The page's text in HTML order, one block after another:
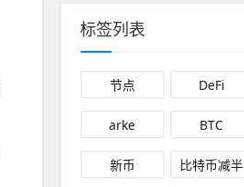
标签列表
节点 DeFi
arke BTC
新币 比特币减半